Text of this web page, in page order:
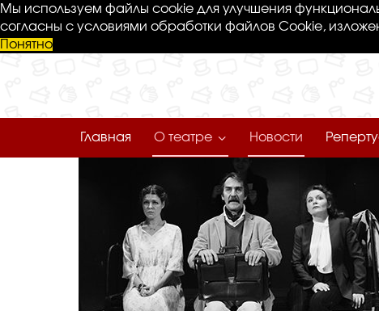
Мы используем файлы cookie для улучшения
согласны с условиями обработки файлов Cookie,
Понятно
Главная О театре Новости